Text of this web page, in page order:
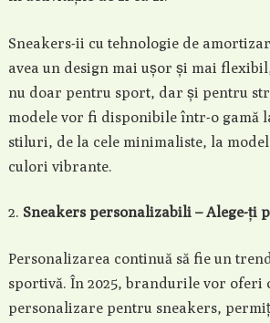
Sneakers-ii cu tehnologie de
avea un design mai ușor și mai
nu doar pentru sport, dar și pentru
modele vor fi disponibile într-o gamă
stiluri, de la cele minimaliste, la
culori vibrante.
Sneakers personalizabili – Alege-ți
Personalizarea continuă să fie un
sportivă. În 2025, brandurile vor oferi
personalizare pentru sneakers,